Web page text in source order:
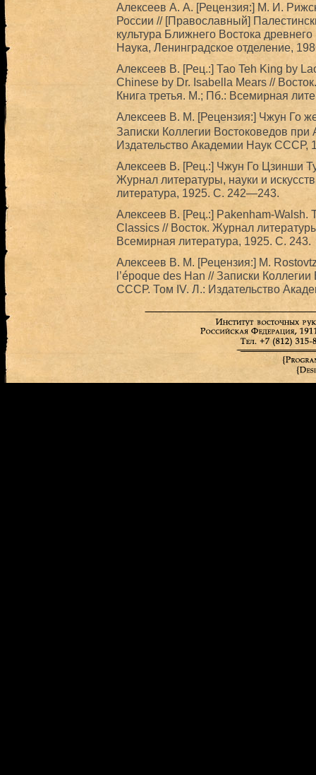
Алексеев А. А. [Рецензия:] М. И.
России // [Православный]
культура Ближнего Востока
Наука, Ленинградское отделение,
Алексеев В. [Рец.:] Тао Teh King by
Chinese by Dr. Isabella Mears //
Книга третья. М.; Пб.: Всемирная
Алексеев В. М. [Рецензия:] Чжун Го
Записки Коллегии Востоковедов
Издательство Академии Наук СССР,
Алексеев В. [Рец.:] Чжун Го Цзинши
Журнал литературы, науки и
литература, 1925. С. 242—243.
Алексеев В. [Рец.:] Pakenham-Walsh.
Classics // Восток. Журнал
Всемирная литература, 1925. С. 243.
Алексеев В. М. [Рецензия:] M.
l’époque des Han // Записки
СССР. Том IV. Л.: Издательство